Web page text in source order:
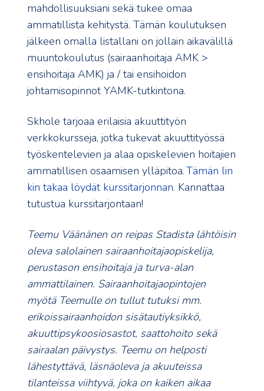
mahdollisuuksiani sekä tukee omaa
ammatillista kehitystä. Tämän koulutuksen
jälkeen omalla listallani on jollain aikavälillä
muuntokoulutus (sairaanhoitaja AMK >
ensihoitaja AMK) ja / tai ensihoidon
johtamisopinnot YAMK-tutkintona.
Skhole tarjoaa erilaisia akuuttityön
verkkokursseja, jotka tukevat akuuttityössä
työskentelevien ja alaa opiskelevien hoitajien
ammatillisen osaamisen ylläpitoa.Tämän lin
kin takaa löydät kurssitarjonnan. Kannattaa
tutustua kurssitarjontaan!
Teemu Väänänen on reipas Stadista lähtöisin
oleva salolainen sairaanhoitajaopiskelija,
perustason ensihoitaja ja turva-alan
ammattilainen. Sairaanhoitajaopintojen
myötä Teemulle on tullut tutuksi mm.
erikoissairaanhoidon sisätautiyksikkö,
akuuttipsykoosiosastot, saattohoito sekä
sairaalan päivystys. Teemu on helposti
lähestyttävä, läsnäoleva ja akuuteissa
tilanteissa viihtyvä, joka on kaiken aikaa